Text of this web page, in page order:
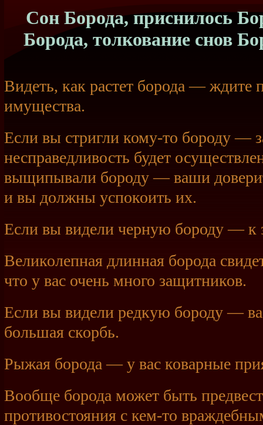
Сон Борода, приснилось
Борода, толкование снов
Видеть, как растет борода — ждите
имущества.
Если вы стригли кому-то бороду —
несправедливость будет
выщипывали бороду — ваши
и вы должны успокоить их.
Если вы видели черную бороду — к
Великолепная длинная борода
что у вас очень много защитников.
Если вы видели редкую бороду —
большая скорбь.
Рыжая борода — у вас коварные
Вообще борода может быть
противостояния с кем-то